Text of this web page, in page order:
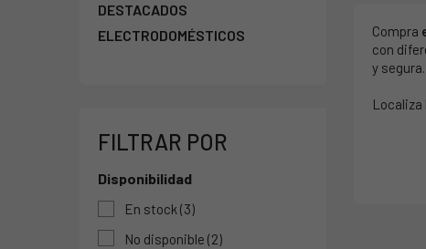
DESTACADOS
ELECTRODOMÉSTICOS
FILTRAR POR
Disponibilidad
En stock (3)
No disponible (2)
Compra
con
y segura.
Localiza